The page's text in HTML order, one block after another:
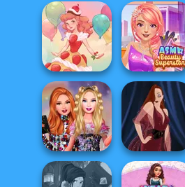
Cut The Rope:
Time Travel
DIY Phone Case
Shop
Dessert Girl
ASMR Beauty
Superstar